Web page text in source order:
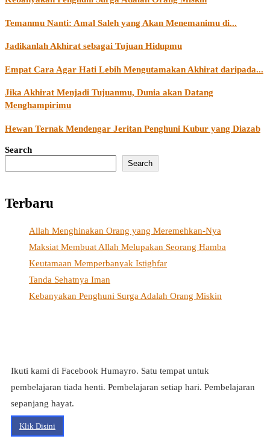
Temanmu Nanti: Amal Saleh yang Akan Menemanimu di...
Jadikanlah Akhirat sebagai Tujuan Hidupmu
Empat Cara Agar Hati Lebih Mengutamakan Akhirat daripada...
Jika Akhirat Menjadi Tujuanmu, Dunia akan Datang
Menghampirimu
Hewan Ternak Mendengar Jeritan Penghuni Kubur yang Diazab
Search
Search
Terbaru
Allah Menghinakan Orang yang Meremehkan-Nya
Maksiat Membuat Allah Melupakan Seorang Hamba
Keutamaan Memperbanyak Istighfar
Tanda Sehatnya Iman
Kebanyakan Penghuni Surga Adalah Orang Miskin
Ikuti kami di Facebook Humayro. Satu tempat untuk
pembelajaran tiada henti. Pembelajaran setiap hari. Pembelajaran
sepanjang hayat.
Klik Disini